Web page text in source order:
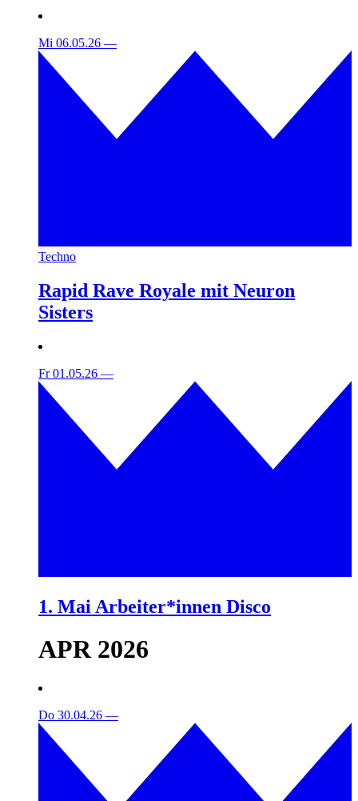
Mi 06.05.26 —
Techno
Rapid Rave Royale mit Neuron
Sisters
Fr 01.05.26 —
1. Mai Arbeiter*innen Disco
APR 2026
Do 30.04.26 —